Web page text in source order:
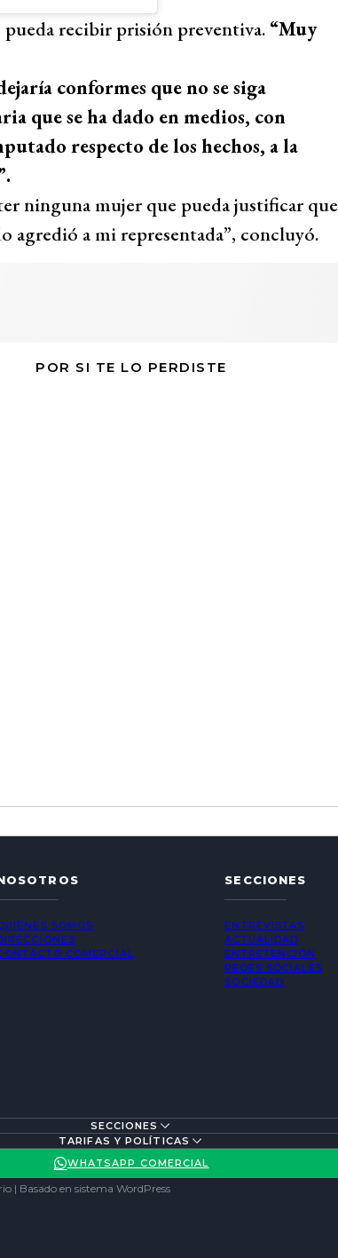
recibir prisión preventiva. “Muy
conformes que no se siga
que se ha dado en medios, con
respecto de los hechos, a la
ninguna mujer que pueda justificar que
agredió a mi representada”, concluyó.
POR SI TE LO PERDISTE
SOMOS
COMERCIAL
SECCIONES
ENTREVISTAS
ACTUALIDAD
ENTRETENCIÓN
REDES SOCIALES
SOCIEDAD
SECCIONES
TARIFAS Y POLÍTICAS
WHATSAPP COMERCIAL
| Basado en sistema WordPress